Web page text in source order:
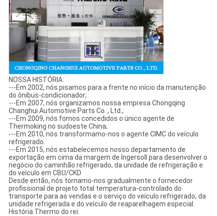
NOSSA HISTÓRIA:
---Em 2002, nós pisamos para a frente no início da manutenção
do ônibus-condicionador;
---Em 2007, nós organizamos nossa empresa Chongqing
Changhui Automotive Parts Co. , Ltd.;
---Em 2009, nós fomos concedidos o único agente de
Thermoking no sudoeste China;
---Em 2010, nós transformamo-nos o agente CIMC do veículo
refrigerado.
---Em 2015, nós estabelecemos nosso departamento de
exportação em cima da margem de Ingersoll para desenvolver o
negócio do caminhão refrigerado, da unidade de refrigeração e
do veículo em CBU/CKD
Desde então, nós tornamo-nos gradualmente o fornecedor
profissional de projeto total temperatura-controlado do
transporte para as vendas e o serviço do veículo refrigerado, da
unidade refrigerada e do veículo de reaparelhagem especial.
História Thermo do rei: